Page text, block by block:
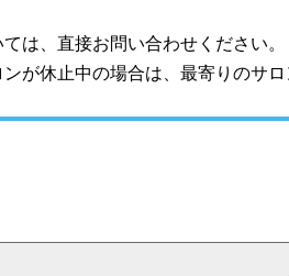
は、直接お問い合わせください。
が休止中の場合は、最寄りのサ